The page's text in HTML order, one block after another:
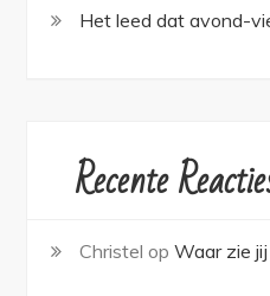
Het leed dat avond-
Recente
Christel opWaar zie